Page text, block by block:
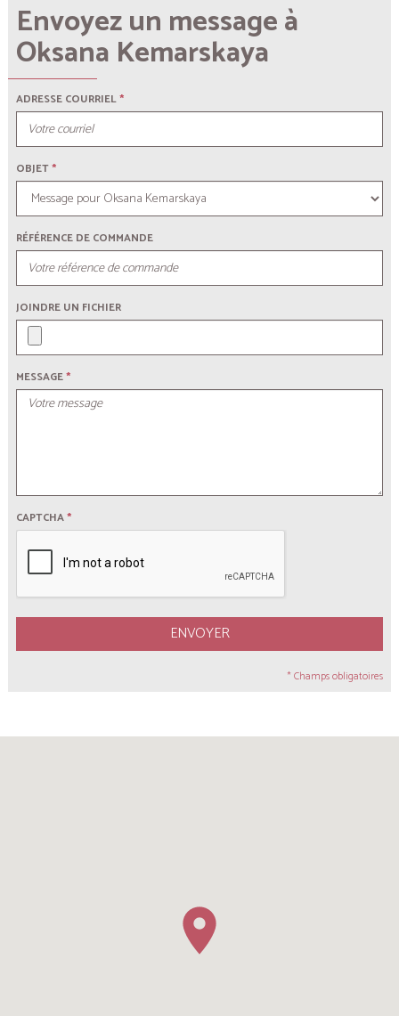
Envoyez un message à
Oksana Kemarskaya
ADRESSE COURRIEL*
OBJET*
RÉFÉRENCE DE COMMANDE
JOINDRE UN FICHIER
MESSAGE*
CAPTCHA*
ENVOYER
* Champs obligatoires